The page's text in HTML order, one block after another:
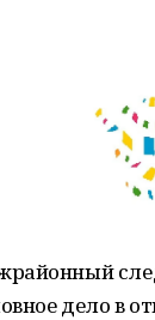
дело в